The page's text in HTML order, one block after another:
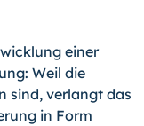
einer
Weil die
sind, verlangt das
in Form